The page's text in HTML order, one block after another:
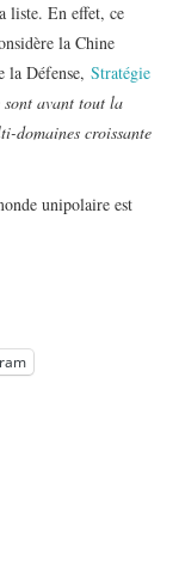
liste. En effet, ce
la Chine
la Défense,Stratégie
sont avant tout la
domaines croissante
unipolaire est